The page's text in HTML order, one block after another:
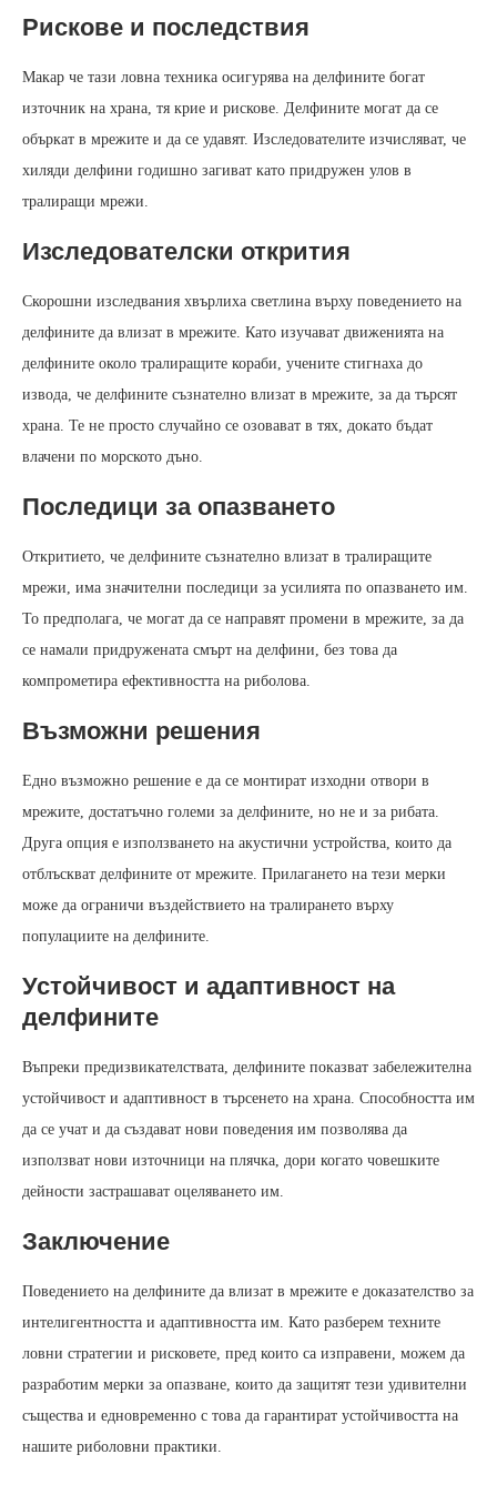
Рискове и последствия
Макар че тази ловна техника осигурява на делфините богат
източник на храна, тя крие и рискове. Делфините могат да се
объркат в мрежите и да се удавят. Изследователите изчисляват, че
хиляди делфини годишно загиват като придружен улов в
тралиращи мрежи.
Изследователски открития
Скорошни изследвания хвърлиха светлина върху поведението на
делфините да влизат в мрежите. Като изучават движенията на
делфините около тралиращите кораби, учените стигнаха до
извода, че делфините съзнателно влизат в мрежите, за да търсят
храна. Те не просто случайно се озовават в тях, докато бъдат
влачени по морското дъно.
Последици за опазването
Откритието, че делфините съзнателно влизат в тралиращите
мрежи, има значителни последици за усилията по опазването им.
То предполага, че могат да се направят промени в мрежите, за да
се намали придружената смърт на делфини, без това да
компрометира ефективността на риболова.
Възможни решения
Едно възможно решение е да се монтират изходни отвори в
мрежите, достатъчно големи за делфините, но не и за рибата.
Друга опция е използването на акустични устройства, които да
отблъскват делфините от мрежите. Прилагането на тези мерки
може да ограничи въздействието на тралирането върху
популациите на делфините.
Устойчивост и адаптивност на
делфините
Въпреки предизвикателствата, делфините показват забележителна
устойчивост и адаптивност в търсенето на храна. Способността им
да се учат и да създават нови поведения им позволява да
използват нови източници на плячка, дори когато човешките
дейности застрашават оцеляването им.
Заключение
Поведението на делфините да влизат в мрежите е доказателство за
интелигентността и адаптивността им. Като разберем техните
ловни стратегии и рисковете, пред които са изправени, можем да
разработим мерки за опазване, които да защитят тези удивителни
същества и едновременно с това да гарантират устойчивостта на
нашите риболовни практики.